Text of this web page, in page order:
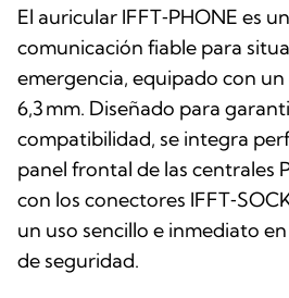
El auricular IFFT‑PHONE es
comunicación fiable para
emergencia, equipado con
6,3 mm. Diseñado para
compatibilidad, se integra
panel frontal de las centrales
con los conectores
un uso sencillo e inmediato
de seguridad.